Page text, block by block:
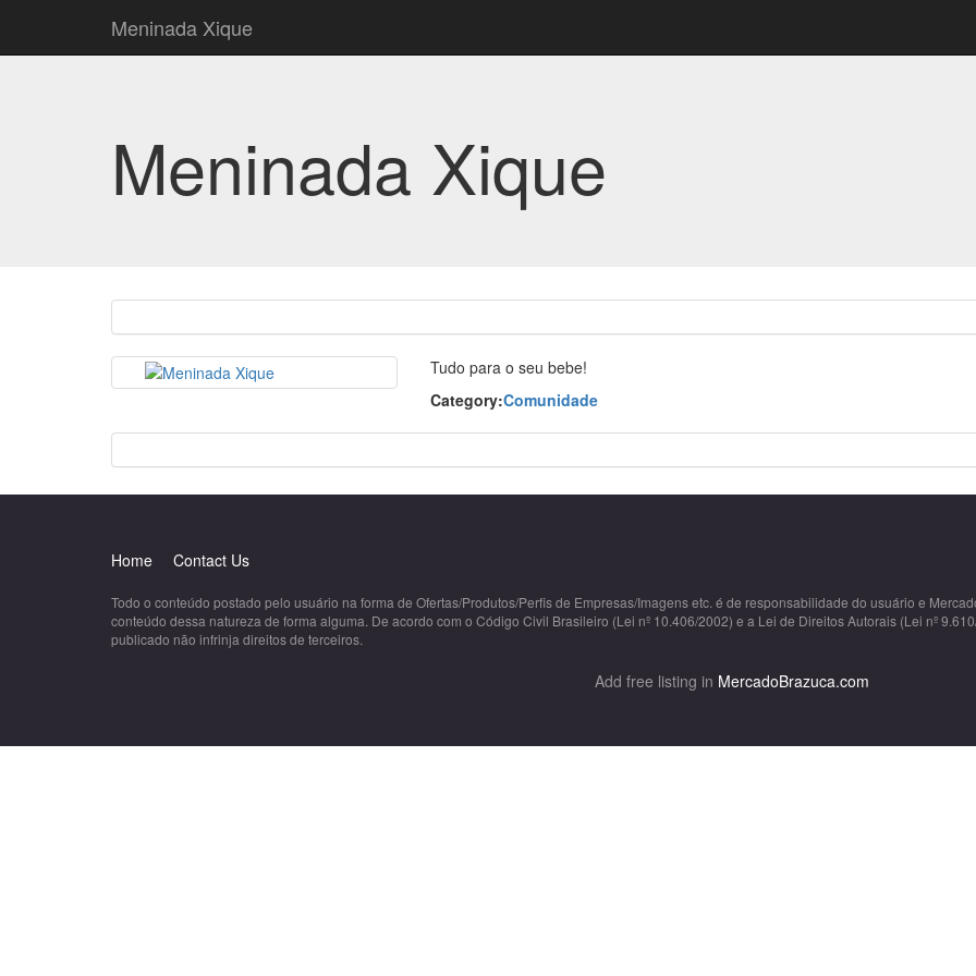
Meninada Xique
Meninada Xique
Tudo para o seu bebe!
Category:Comunidade
Home Contact Us
Todo o conteúdo postado pelo usuário na forma de Ofertas/Produtos/Perfis de Empresas/Imagens etc. é de responsabilidade do usuário e
conteúdo dessa natureza de forma alguma. De acordo com o Código Civil Brasileiro (Lei nº 10.406/2002) e a Lei de Direitos Autorais (Lei nº
publicado não infrinja direitos de terceiros.
Add free listing in MercadoBrazuca.com